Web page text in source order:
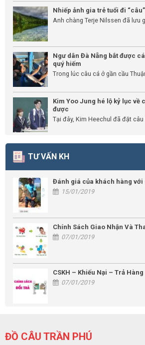
Nhiếp ảnh gia trẻ tuổi đi
Anh chàng Terje Nilssen đã lưu
Ngư dân Đà Nẵng bắt được
quý hiếm
Trong lúc câu cá ở gần cầu
Kim Yoo Jung hé lộ kỷ lục về
được
Tại đây, Kim Heechul đã đặt câu
TƯ VẤN KH
Đánh giá của khách hàng với
15/01/2019
Chính Sách Giao Nhận Và
07/01/2019
CSKH – Khiếu Nại – Trả Hàng
07/01/2019
ĐỒ CÂU TRẦN PHÚ